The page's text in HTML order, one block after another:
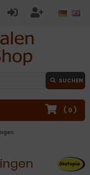
SUCHEN
( 0 )